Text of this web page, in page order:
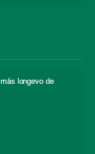
longevo de